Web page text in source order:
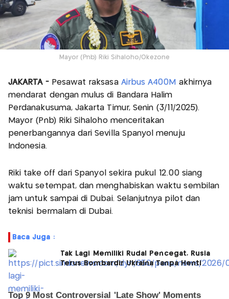
Mayor (Pnb) Riki Sihaloho/Okezone
JAKARTA -Pesawat raksasaAirbus A400M akhirnya
mendarat dengan mulus di Bandara Halim
Perdanakusuma, Jakarta Timur, Senin (3/11/2025).
Mayor (Pnb) Riki Sihaloho menceritakan
penerbangannya dari Sevilla Spanyol menuju
Indonesia.
Riki take off dari Spanyol sekira pukul 12.00 siang
waktu setempat, dan menghabiskan waktu sembilan
jam untuk sampai di Dubai. Selanjutnya pilot dan
teknisi bermalam di Dubai.
Baca Juga :
Tak Lagi Memiliki Rudal Pencegat, Rusia
Terus Bombardir Ukraina Tanpa Henti